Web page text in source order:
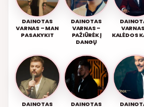
DAINOTAS
VARNAS – MAN
PASAKYKIT
DAINOTAS
VARNAS –
PAŽIŪRĖK Į
DANGŲ
KALĖDOS
DAINOTAS
DAINOTAS